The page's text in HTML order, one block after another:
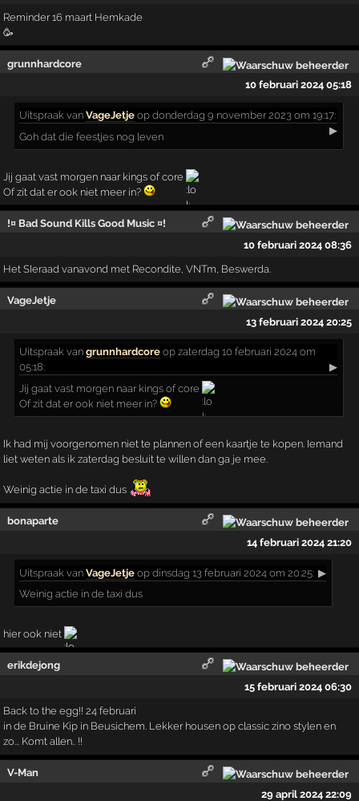
Reminder 16 maart Hemkade
🥳
grunnhardcore
10 februari 2024 05:18
Uitspraak vanVageJetje op donderdag 9 november 2023 om 19:17:
▶
Goh dat die feestjes nog leven
Jij gaat vast morgen naar kings of core
Of zit dat er ook niet meer in?
!¤ Bad Sound Kills Good Music ¤!
10 februari 2024 08:36
Het SIeraad vanavond met Recondite, VNTm, Beswerda.
VageJetje
13 februari 2024 20:25
Uitspraak vangrunnhardcore op zaterdag 10 februari 2024 om
05:18:
▶
Jij gaat vast morgen naar kings of core
Of zit dat er ook niet meer in?
Ik had mij voorgenomen niet te plannen of een kaartje te kopen. Iemand
liet weten als ik zaterdag besluit te willen dan ga je mee.
Weinig actie in de taxi dus
bonaparte
14 februari 2024 21:20
Uitspraak vanVageJetje op dinsdag 13 februari 2024 om 20:25: ▶
Weinig actie in de taxi dus
hier ook niet
erikdejong
15 februari 2024 06:30
Back to the egg!! 24 februari
in de Bruine Kip in Beusichem. Lekker housen op classic zino stylen en
zo... Komt allen.. !!
V-Man
29 april 2024 22:09